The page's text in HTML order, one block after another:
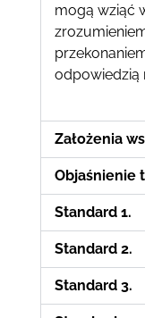
mogą wziąć
odpowiedzią
Założenia
Objaśnienie
Standard 1.
Standard 2.
Standard 3.